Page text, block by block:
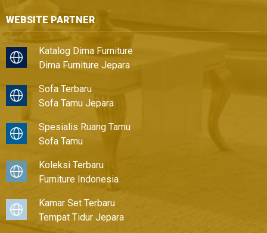
WEBSITE PARTNER
Katalog Dima Furniture
Dima Furniture Jepara
Sofa Terbaru
Sofa Tamu Jepara
Spesialis Ruang Tamu
Sofa Tamu
Koleksi Terbaru
Furniture Indonesia
Kamar Set Terbaru
Tempat Tidur Jepara